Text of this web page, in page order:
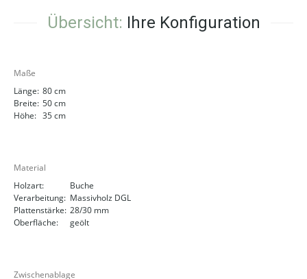
Übersicht: Ihre Konfiguration
Maße
Länge: 80 cm
Breite: 50 cm
Höhe: 35 cm
Material
Holzart:
Buche
Verarbeitung: Massivholz DGL
Plattenstärke: 28/30 mm
Oberfläche:
geölt
Zwischenablage